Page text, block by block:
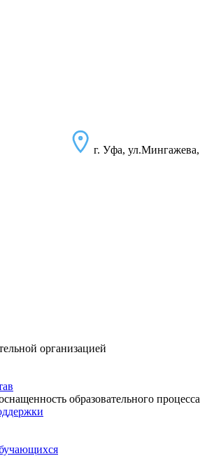
г. Уфа,
организацией
образовательного